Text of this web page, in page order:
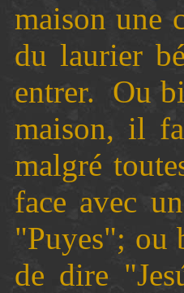
maison une
du laurier
entrer.
Ou
maison, il
malgré
face avec
"Puyes"; ou
de dire